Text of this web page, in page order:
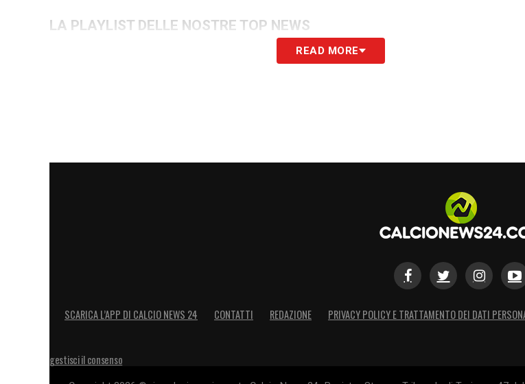
LA PLAYLIST DELLE NOSTRE TOP NEWS
READ MORE
SCARICA L’APP DI CALCIO NEWS 24 CONTATTI REDAZIONE PRIVACY POLICY E TRATTAMENTO DEI DATI
gestisci il consenso